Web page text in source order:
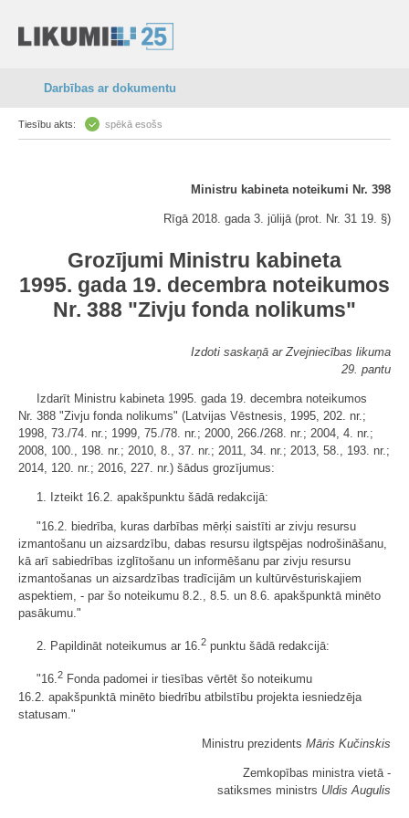
Darbības ar dokumentu
Tiesību akts: spēkā esošs
Ministru kabineta noteikumi Nr. 398
Rīgā 2018. gada 3. jūlijā (prot. Nr. 31 19. §)
Grozījumi Ministru kabineta
1995. gada 19. decembra noteikumos
Nr. 388 "Zivju fonda nolikums"
Izdoti saskaņā ar Zvejniecības likuma
29. pantu
Izdarīt Ministru kabineta 1995. gada 19. decembra noteikumos
Nr. 388 "Zivju fonda nolikums" (Latvijas Vēstnesis, 1995, 202. nr.;
1998, 73./74. nr.; 1999, 75./78. nr.; 2000, 266./268. nr.; 2004, 4. nr.;
2008, 100., 198. nr.; 2010, 8., 37. nr.; 2011, 34. nr.; 2013, 58., 193. nr.;
2014, 120. nr.; 2016, 227. nr.) šādus grozījumus:
1. Izteikt 16.2. apakšpunktu šādā redakcijā:
"16.2. biedrība, kuras darbības mērķi saistīti ar zivju resursu
izmantošanu un aizsardzību, dabas resursu ilgtspējas nodrošināšanu,
kā arī sabiedrības izglītošanu un informēšanu par zivju resursu
izmantošanas un aizsardzības tradīcijām un kultūrvēsturiskajiem
aspektiem, - par šo noteikumu 8.2., 8.5. un 8.6. apakšpunktā minēto
pasākumu."
2. Papildināt noteikumus ar 16.2 punktu šādā redakcijā:
"16.2 Fonda padomei ir tiesības vērtēt šo noteikumu
16.2. apakšpunktā minēto biedrību atbilstību projekta iesniedzēja
statusam."
Ministru prezidents Māris Kučinskis
Zemkopības ministra vietā -
satiksmes ministrs Uldis Augulis